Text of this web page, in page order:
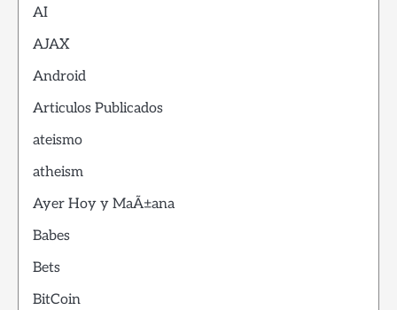
AI
AJAX
Android
Articulos Publicados
ateismo
atheism
Ayer Hoy y MaÃ±ana
Babes
Bets
BitCoin